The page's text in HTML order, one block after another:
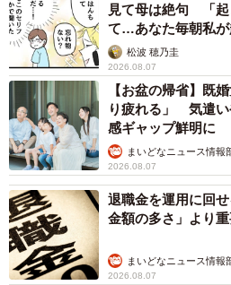
見て母は絶句 「起
て…あなた毎朝私
松波 穂乃圭
2026.08.07
【お盆の帰省】既
り疲れる」 気遣い
感ギャップ鮮明に
まいどなニュース情報
2026.08.07
退職金を運用に回
金額の多さ」より
まいどなニュース情報
2026.08.07